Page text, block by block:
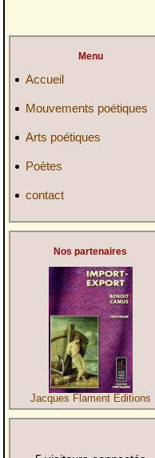
Menu
Accueil
Mouvements poétiques
Arts poétiques
Poètes
contact
Nos partenaires
Jacques Flament Editions